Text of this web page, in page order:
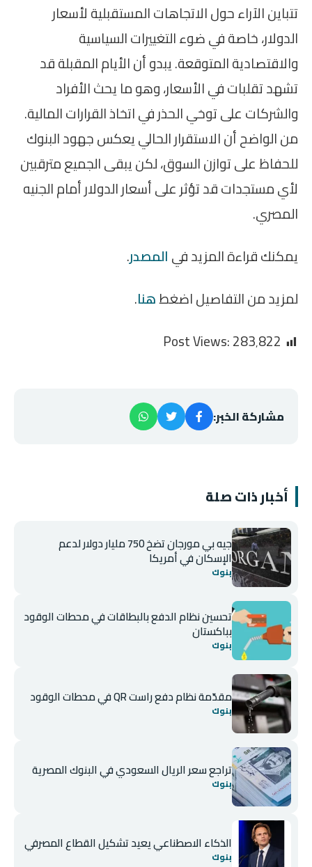
تتباين الآراء حول الاتجاهات المستقبلية لأسعار
الدولار، خاصة في ضوء التغييرات السياسية
والاقتصادية المتوقعة. يبدو أن الأيام المقبلة قد
تشهد تقلبات في الأسعار، وهو ما يحث الأفراد
والشركات على توخي الحذر في اتخاذ القرارات المالية.
من الواضح أن الاستقرار الحالي يعكس جهود البنوك
للحفاظ على توازن السوق، لكن يبقى الجميع مترقبين
لأي مستجدات قد تؤثر على أسعار الدولار أمام الجنيه
المصري.
يمكنك قراءة المزيد فيالمصدر.
لمزيد من التفاصيل اضغطهنا.
Post Views:283٬822
مشاركة الخبر:
أخبار ذات صلة
جيه بي مورجان تضخ 750 مليار دولار لدعم
الإسكان في أمريكا
بنوك
تحسين نظام الدفع بالبطاقات في محطات الوقود
بباكستان
بنوك
مقدّمة نظام دفع راست QR في محطات الوقود
بنوك
تراجع سعر الريال السعودي في البنوك المصرية
بنوك
الذكاء الاصطناعي يعيد تشكيل القطاع المصرفي
بنوك